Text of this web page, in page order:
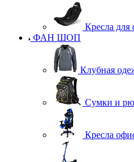
Кресла для
ФАН ШОП
Клубная
Сумки и
Кресла